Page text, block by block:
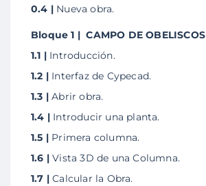
0.4 | Nueva obra.
Bloque 1 | CAMPO DE OBELISCOS
1.1 | Introducción.
1.2 | Interfaz de Cypecad.
1.3 | Abrir obra.
1.4 | Introducir una planta.
1.5 | Primera columna.
1.6 | Vista 3D de una Columna.
1.7 | Calcular la Obra.